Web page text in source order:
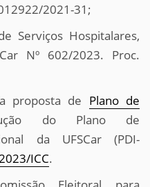
2021-31;
Serviços Hospitalares,
Nº 602/2023. Proc.
proposta de Plano de
do Plano de
da UFSCar (PDI-
ICC.